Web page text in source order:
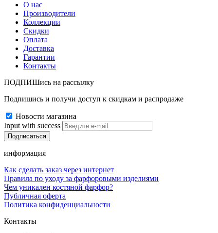
О нас
Производители
Коллекции
Скидки
Оплата
Доставка
Гарантии
Контакты
ПОДПИШись на рассылку
Подпишись и получи доступ к скидкам и распродаже
Новости магазина
Input with success
информация
Как сделать заказ через интернет
Правила по уходу за фарфоровыми изделиями
Чем уникален костяной фарфор?
Публичная оферта
Политика конфиденциальности
Контакты